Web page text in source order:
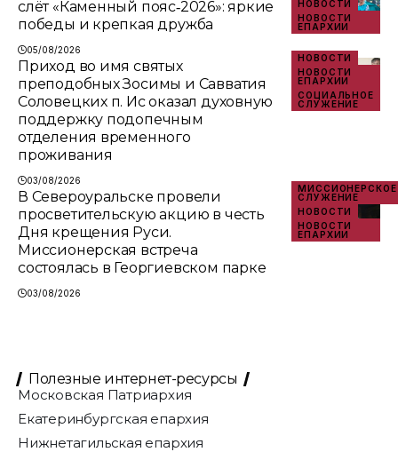
НОВОСТИ
НОВОСТИ
ЕПАРХИИ
слёт «Каменный пояс‑2026»: яркие
победы и крепкая дружба
05/08/2026
НОВОСТИ
НОВОСТИ
ЕПАРХИИ
СОЦИАЛЬНОЕ
СЛУЖЕНИЕ
Приход во имя святых
преподобных Зосимы и Савватия
Соловецких п. Ис оказал духовную
поддержку подопечным
отделения временного
проживания
03/08/2026
МИССИОНЕРСКОЕ
СЛУЖЕНИЕ
НОВОСТИ
НОВОСТИ
ЕПАРХИИ
В Североуральске провели
просветительскую акцию в честь
Дня крещения Руси.
Миссионерская встреча
состоялась в Георгиевском парке
03/08/2026
Полезные интернет-ресурсы
Московская Патриархия
Екатеринбургская епархия
Нижнетагильская епархия